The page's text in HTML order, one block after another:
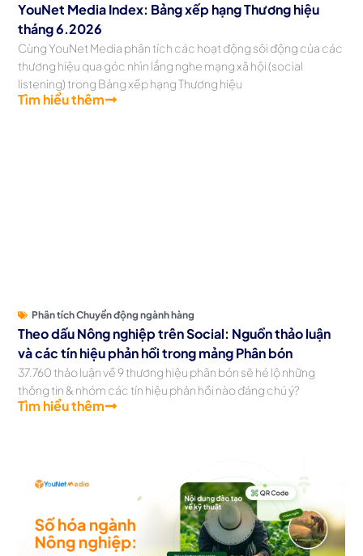
YouNet Media Index: Bảng xếp hạng Thương hiệu
tháng 6.2026
Cùng YouNet Media phân tích các hoạt động sôi động của các
thương hiệu qua góc nhìn lắng nghe mạng xã hội (social
listening) trong Bảng xếp hạng Thương hiệu
Tìm hiểu thêm
Phân tích Chuyển động ngành hàng
Theo dấu Nông nghiệp trên Social: Nguồn thảo luận
và các tín hiệu phản hồi trong mảng Phân bón
37.760 thảo luận về 9 thương hiệu phân bón sẽ hé lộ những
thông tin & nhóm các tín hiệu phản hồi nào đáng chú ý?
Tìm hiểu thêm